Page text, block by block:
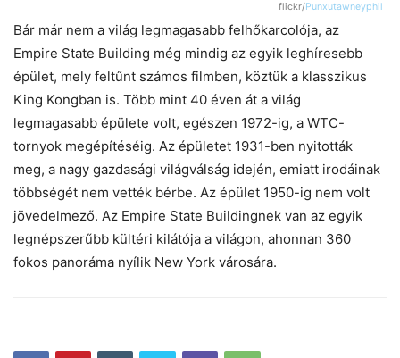
flickr/Punxutawneyphil
Bár már nem a világ legmagasabb felhőkarcolója, az
Empire State Building még mindig az egyik leghíresebb
épület, mely feltűnt számos filmben, köztük a klasszikus
King Kongban is. Több mint 40 éven át a világ
legmagasabb épülete volt, egészen 1972-ig, a WTC-
tornyok megépítéséig. Az épületet 1931-ben nyitották
meg, a nagy gazdasági világválság idején, emiatt irodáinak
többségét nem vették bérbe. Az épület 1950-ig nem volt
jövedelmező. Az Empire State Buildingnek van az egyik
legnépszerűbb kültéri kilátója a világon, ahonnan 360
fokos panoráma nyílik New York városára.